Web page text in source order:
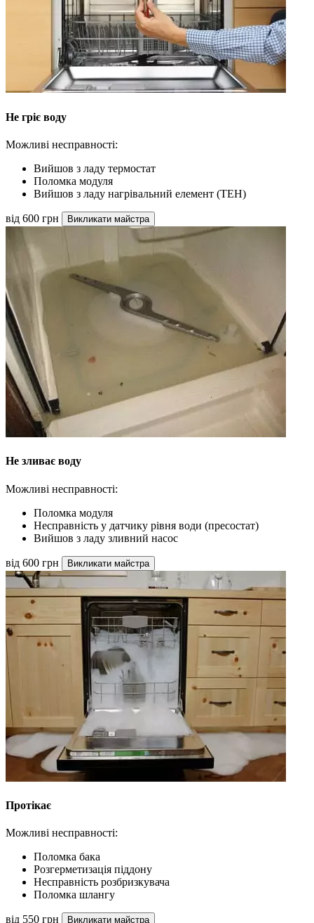
Не гріє воду
Можливі несправності:
Вийшов з ладу термостат
Поломка модуля
Вийшов з ладу нагрівальний елемент (ТЕН)
від 600 грн Викликати майстра
Не зливає воду
Можливі несправності:
Поломка модуля
Несправність у датчику рівня води (пресостат)
Вийшов з ладу зливний насос
від 600 грн Викликати майстра
Протікає
Можливі несправності:
Поломка бака
Розгерметизація піддону
Несправність розбризкувача
Поломка шлангу
від 550 грн Викликати майстра